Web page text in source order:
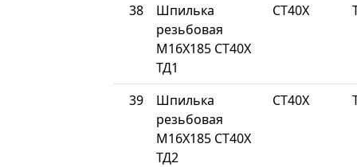
38
Шпилька
резьбовая
М16Х185 СТ40Х
ТД1
СТ40Х
39
Шпилька
резьбовая
М16Х185 СТ40Х
ТД2
СТ40Х